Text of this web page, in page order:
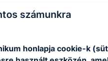
számunkra
honlapja cookie-k